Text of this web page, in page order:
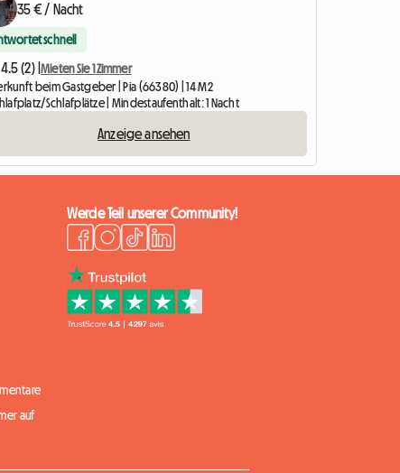
35 € / Nacht
schnell
4.5 (2) |Mieten Sie 1 Zimmer
beim Gastgeber | Pia (66380) | 14 M2
Schlafplätze | Mindestaufenthalt: 1 Nacht
Anzeige ansehen
auf
Werde Teil unserer Community!